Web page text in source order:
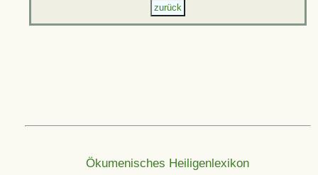
Ökumenisches Heiligenlexikon